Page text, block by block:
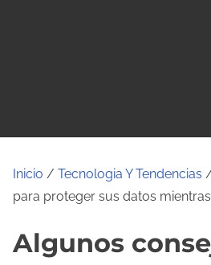
Inicio / Tecnologia Y Tendencias
para proteger sus datos
Algunos